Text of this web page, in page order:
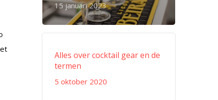
15 januari 2023
Alles over cocktail gear en de
termen
5 oktober 2020